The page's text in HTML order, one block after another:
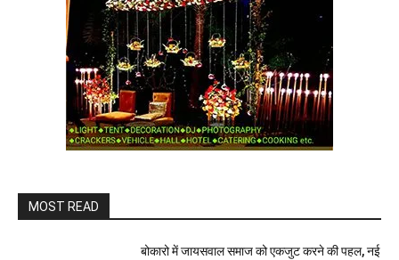
MOST READ
बोकारो में जायसवाल समाज को एकजुट करने की पहल, नई